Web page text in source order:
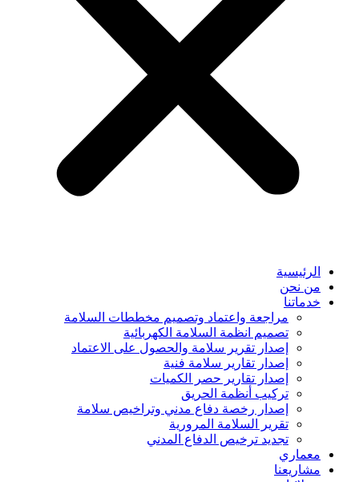
الرئيسية
من نحن
خدماتنا
مراجعة واعتماد وتصميم مخططات السلامة
تصميم انظمة السلامة الكهربائية
إصدار تقرير سلامة والحصول على الاعتماد
إصدار تقارير سلامة فنية
إصدار تقارير حصر الكميات
تركيب أنظمة الحريق
إصدار رخصة دفاع مدني وتراخيص سلامة
تقرير السلامة المرورية
تجديد ترخيص الدفاع المدني
معماري
مشاريعنا